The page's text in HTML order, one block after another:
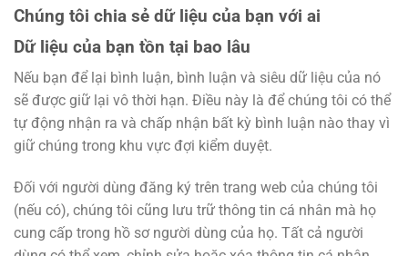
Chúng tôi chia sẻ dữ liệu của bạn với ai
Dữ liệu của bạn tồn tại bao lâu
Nếu bạn để lại bình luận, bình luận và siêu dữ liệu của nó
sẽ được giữ lại vô thời hạn. Điều này là để chúng tôi có thể
tự động nhận ra và chấp nhận bất kỳ bình luận nào thay vì
giữ chúng trong khu vực đợi kiểm duyệt.
Đối với người dùng đăng ký trên trang web của chúng tôi
(nếu có), chúng tôi cũng lưu trữ thông tin cá nhân mà họ
cung cấp trong hồ sơ người dùng của họ. Tất cả người